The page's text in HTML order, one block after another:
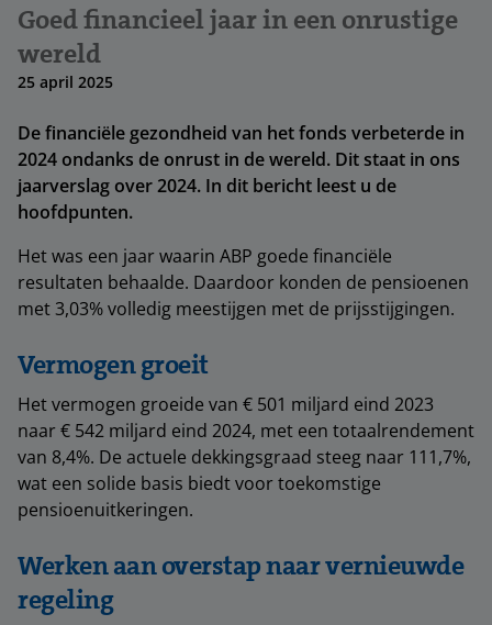
Goed financieel jaar in een onrustige
wereld
25 april 2025
De financiële gezondheid van het fonds verbeterde in
2024 ondanks de onrust in de wereld. Dit staat in ons
jaarverslag over 2024. In dit bericht leest u de
hoofdpunten.
Het was een jaar waarin ABP goede financiële
resultaten behaalde. Daardoor konden de pensioenen
met 3,03% volledig meestijgen met de prijsstijgingen.
Vermogen groeit
Het vermogen groeide van € 501 miljard eind 2023
naar € 542 miljard eind 2024, met een totaalrendement
van 8,4%. De actuele dekkingsgraad steeg naar 111,7%,
wat een solide basis biedt voor toekomstige
pensioenuitkeringen.
Werken aan overstap naar vernieuwde
regeling